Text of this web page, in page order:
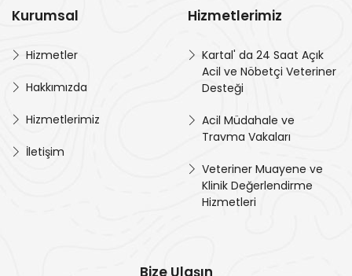
Kurumsal
Hizmetler
Hakkımızda
Hizmetlerimiz
İletişim
Hizmetlerimiz
Kartal' da 24 Saat Açık
Acil ve Nöbetçi Veteriner
Desteği
Acil Müdahale ve
Travma Vakaları
Veteriner Muayene ve
Klinik Değerlendirme
Hizmetleri
Bize Ulaşın